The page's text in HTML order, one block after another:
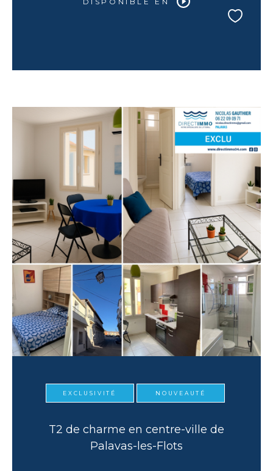
EXCLUSIVITÉ NOUVEAUTÉ
T2 de charme en centre-ville de
Palavas-les-Flots